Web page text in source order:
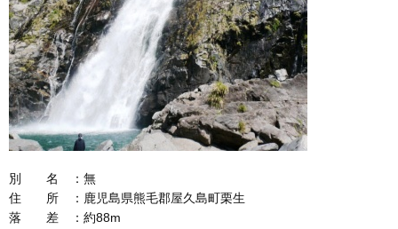
別 名 ：無
住 所 ：鹿児島県熊毛郡屋久島町栗生
落 差 ：約88m